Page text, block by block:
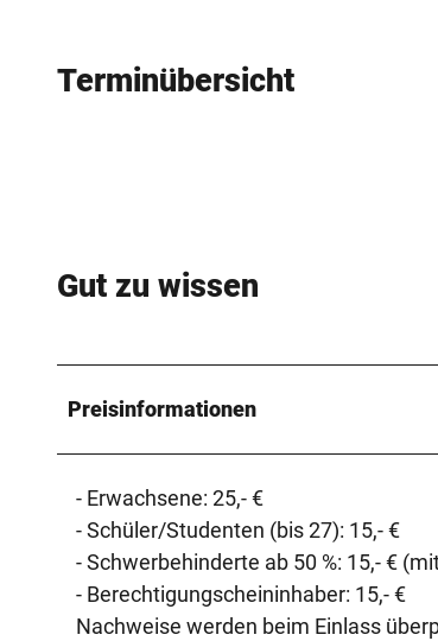
Terminübersicht
Gut zu wissen
Preisinformationen
- Erwachsene: 25,- €
- Schüler/Studenten (bis 27): 15,- €
- Schwerbehinderte ab 50 %: 15,- €
- Berechtigungscheininhaber: 15,- €
Nachweise werden beim Einlass